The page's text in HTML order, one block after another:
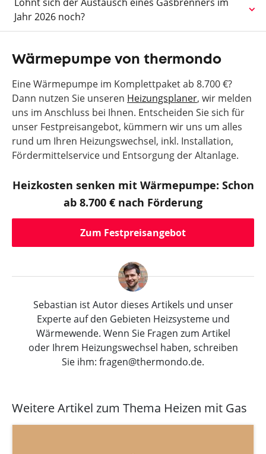
Jahr 2026 noch?
Wärmepumpe von thermondo
Eine Wärmepumpe im Komplettpaket ab 8.700 €?
Dann nutzen Sie unseren Heizungsplaner, wir melden
uns im Anschluss bei Ihnen. Entscheiden Sie sich für
unser Festpreisangebot, kümmern wir uns um alles
rund um Ihren Heizungswechsel, inkl. Installation,
Fördermittelservice und Entsorgung der Altanlage.
Heizkosten senken mit Wärmepumpe: Schon
ab 8.700 € nach Förderung
Zum Festpreisangebot
Sebastian ist Autor dieses Artikels und unser
Experte auf den Gebieten Heizsysteme und
Wärmewende. Wenn Sie Fragen zum Artikel
oder Ihrem Heizungswechsel haben, schreiben
Sie ihm: fragen@thermondo.de.
Weitere Artikel zum Thema Heizen mit Gas